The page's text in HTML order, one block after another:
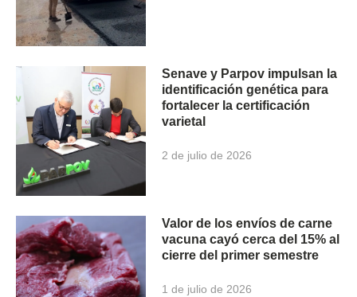
Senave y Parpov impulsan la
identificación genética para
fortalecer la certificación
varietal
2 de julio de 2026
Valor de los envíos de carne
vacuna cayó cerca del 15% al
cierre del primer semestre
1 de julio de 2026